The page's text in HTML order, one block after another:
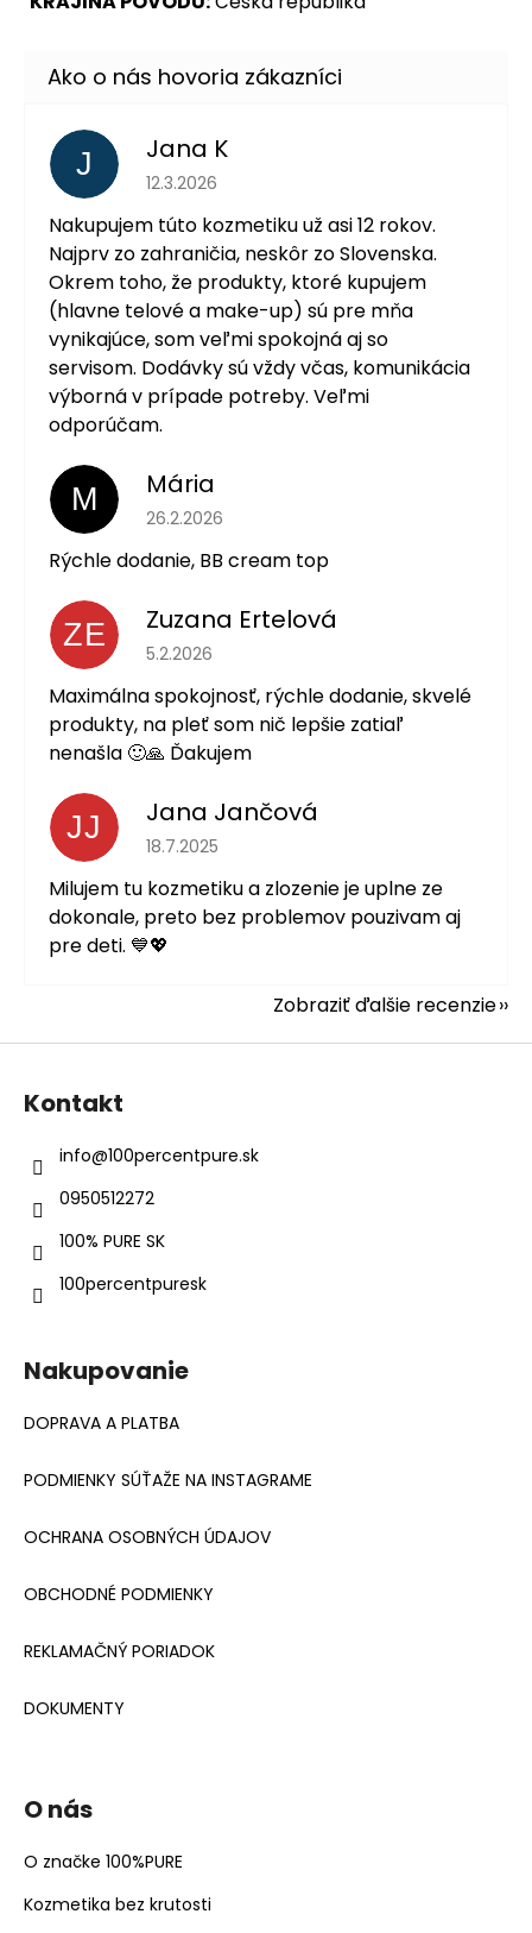
J Jana K
Hodnotenie obchodu je 5 z 5 hviezdičiek.
12.3.2026
Nakupujem túto kozmetiku už asi 12 rokov.
Najprv zo zahraničia, neskôr zo Slovenska.
Okrem toho, že produkty, ktoré kupujem
(hlavne telové a make-up) sú pre mňa
vynikajúce, som veľmi spokojná aj so
servisom. Dodávky sú vždy včas, komunikácia
výborná v prípade potreby. Veľmi
odporúčam.
M Mária
Hodnotenie obchodu je 5 z 5 hviezdičiek.
26.2.2026
Rýchle dodanie, BB cream top
ZE Zuzana Ertelová
Hodnotenie obchodu je 5 z 5 hviezdičiek.
5.2.2026
Maximálna spokojnosť, rýchle dodanie, skvelé
produkty, na pleť som nič lepšie zatiaľ
nenašla 🙂🙏 Ďakujem
JJ Jana Jančová
Hodnotenie obchodu je 5 z 5 hviezdičiek.
18.7.2025
Milujem tu kozmetiku a zlozenie je uplne ze
dokonale, preto bez problemov pouzivam aj
pre deti. 💙💖
Zobraziť ďalšie recenzie
Z
Kontakt
info@100percentpure.sk
0950512272
100% PURE SK
100percentpuresk
Nakupovanie
DOPRAVA A PLATBA
PODMIENKY SÚŤAŽE NA INSTAGRAME
OCHRANA OSOBNÝCH ÚDAJOV
OBCHODNÉ PODMIENKY
REKLAMAČNÝ PORIADOK
DOKUMENTY
O nás
O značke 100%PURE
Kozmetika bez krutosti